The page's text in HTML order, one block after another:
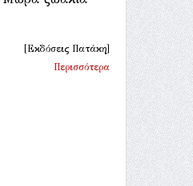
[Εκδόσεις Πατάκη]
Περισσότερα